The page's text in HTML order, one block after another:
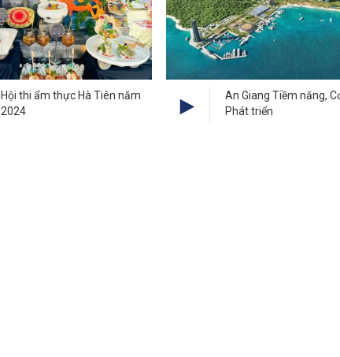
Hội thi ẩm thực Hà Tiên năm
2024
An Giang Tiềm năng,
Phát triển